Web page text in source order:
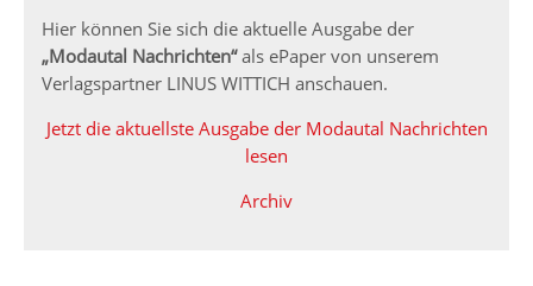
Hier können Sie sich die aktuelle Ausgabe der
„Modautal Nachrichten“als ePaper von unserem
Verlagspartner LINUS WITTICH anschauen.
Jetzt die aktuellste Ausgabe der Modautal Nachrichten
lesen
Archiv